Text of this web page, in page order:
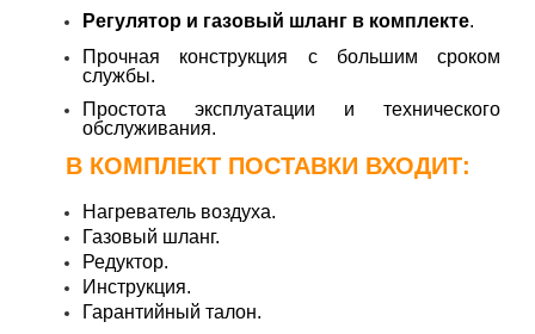
Регулятор и газовый шланг в комплекте.
Прочная конструкция с большим сроком
службы.
Простота эксплуатации и технического
обслуживания.
В КОМПЛЕКТ ПОСТАВКИ ВХОДИТ:
Нагреватель воздуха.
Газовый шланг.
Редуктор.
Инструкция.
Гарантийный талон.